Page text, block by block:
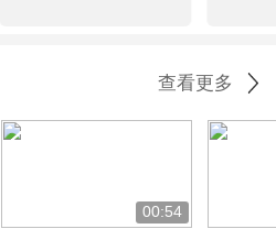
查看更多
00:54